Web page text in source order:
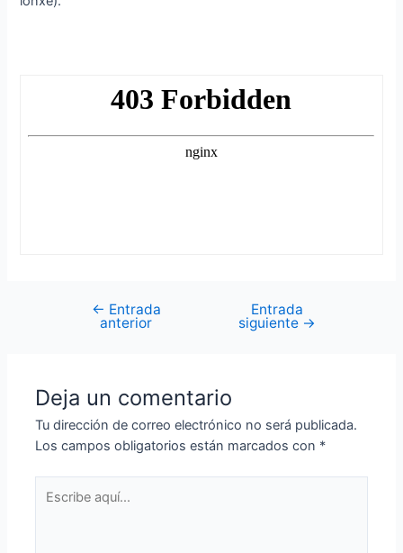
Navegación
← Entrada
anterior
Entrada
siguiente →
Deja un comentario
Tu dirección de correo electrónico no será publicada.
Los campos obligatorios están marcados con *
aquí...